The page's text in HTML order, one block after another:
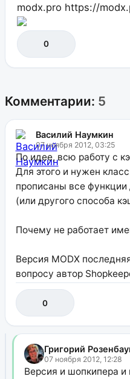
modx.pro https://
0
Комментарии: 5
Василий Наумкин
07 ноября 2012, 03:25
По идее, всю работу с
Для этого и нужен
прописаны все
(или другого способа
Почему не работает
Версия MODX
вопросу автор
0
Григорий
07 ноября 2012, 12:28
Версия и шопкипера и